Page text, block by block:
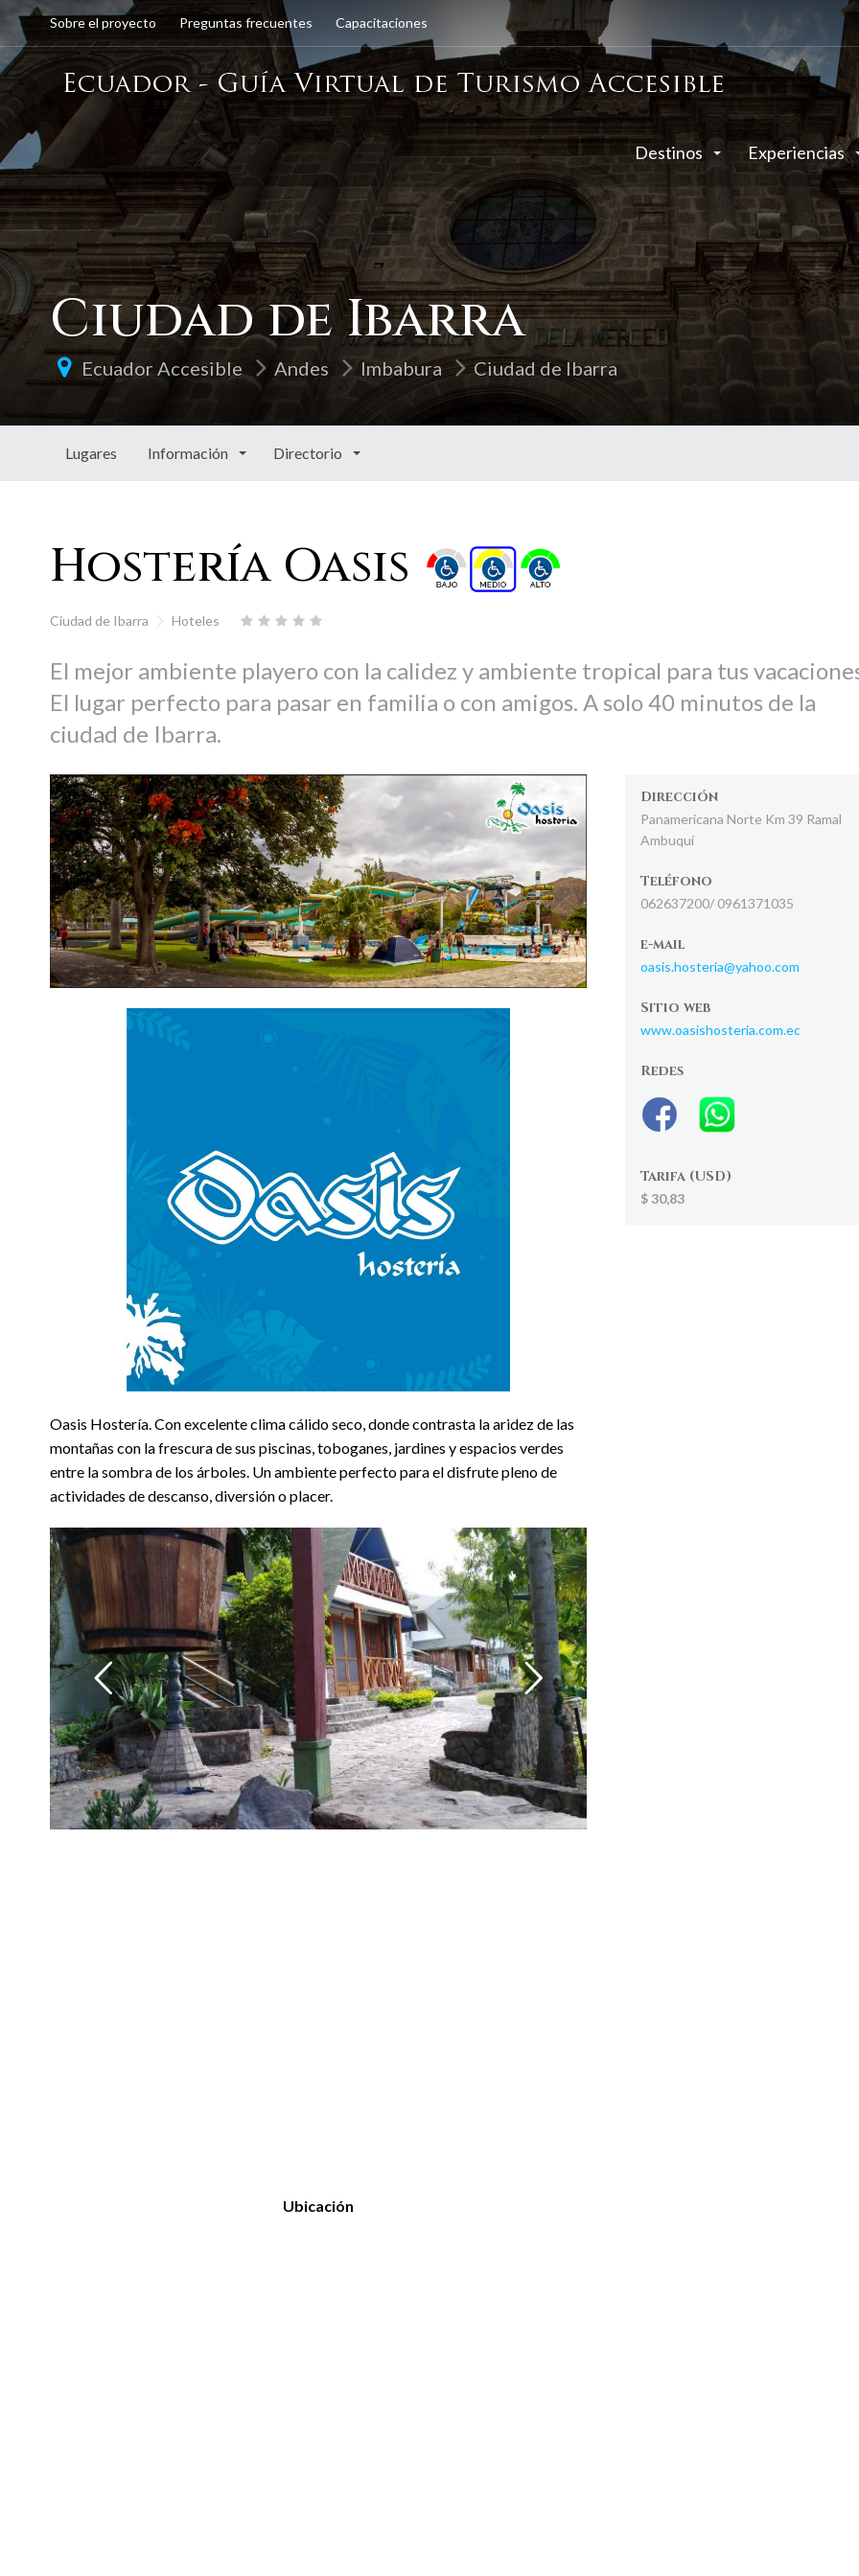
Sobre el proyecto Preguntas frecuentes Capacitaciones
Destinos Experiencias
Ciudad de Ibarra
Ecuador Accesible Andes Imbabura Ciudad de Ibarra
Lugares Información Directorio
Hostería Oasis
Ciudad de Ibarra Hoteles
El mejor ambiente playero con la calidez y ambiente tropical para tus
El lugar perfecto para pasar en familia o con amigos. A solo 40 minutos de la
ciudad de Ibarra.
Oasis Hostería. Con excelente clima cálido seco, donde contrasta la aridez de las
montañas con la frescura de sus piscinas, toboganes, jardines y espacios verdes
entre la sombra de los árboles. Un ambiente perfecto para el disfrute pleno de
actividades de descanso, diversión o placer.
Ubicación
Dirección
Panamericana Norte Km 39 Ramal
Ambuquí
Teléfono
062637200/ 0961371035
e-mail
oasis.hosteria@yahoo.com
Sitio web
www.oasishosteria.com.ec
Redes
Tarifa (USD)
$ 30,83